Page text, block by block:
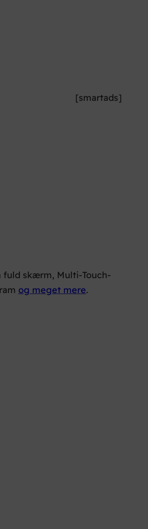
[smartads]
fuld skærm, Multi-Touch-
og meget mere.